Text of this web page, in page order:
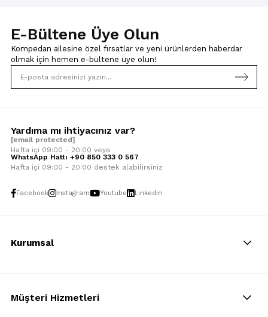
E-Bültene Üye Olun
Kompedan ailesine özel fırsatlar ve yeni ürünlerden haberdar
olmak için hemen e-bültene üye olun!
Yardıma mı ihtiyacınız var?
[email protected]
Hafta içi 09:00 - 20:00 veya
WhatsApp Hattı +90 850 333 0 567
Hafta içi 09:00 - 20:00 destek alabilirsiniz
Facebook Instagram Youtube Linkedin
Kurumsal
Müşteri Hizmetleri